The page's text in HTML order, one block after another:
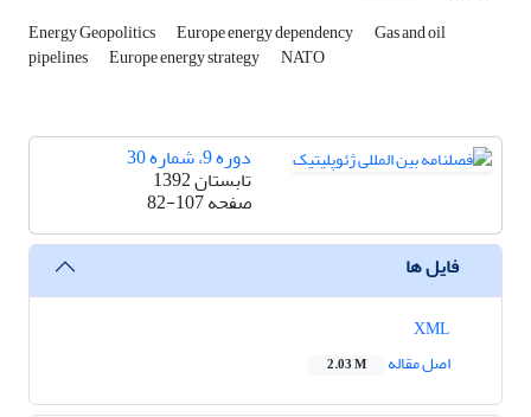
Energy Geopolitics Europe energy dependency Gas and oil
pipelines Europe energy strategy NATO
دوره 9، شماره 30
تابستان 1392
صفحه82-107
فایل ها
اصل مقاله
2.03 M